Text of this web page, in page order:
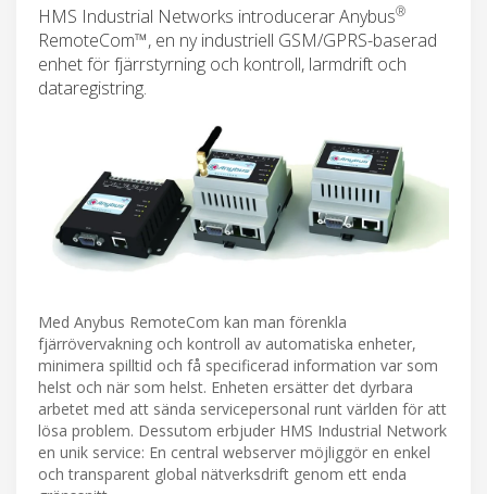
HMS Industrial Networks introducerar Anybus®
RemoteCom™, en ny industriell GSM/GPRS-baserad
enhet för fjärrstyrning och kontroll, larmdrift och
dataregistring.
Med Anybus RemoteCom kan man förenkla
fjärrövervakning och kontroll av automatiska enheter,
minimera spilltid och få specificerad information var som
helst och när som helst. Enheten ersätter det dyrbara
arbetet med att sända servicepersonal runt världen för att
lösa problem. Dessutom erbjuder HMS Industrial Network
en unik service: En central webserver möjliggör en enkel
och transparent global nätverksdrift genom ett enda